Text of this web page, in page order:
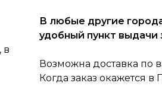
в
В любые другие
удобный пункт выдачи
Возможна доставка по
Когда заказ окажется